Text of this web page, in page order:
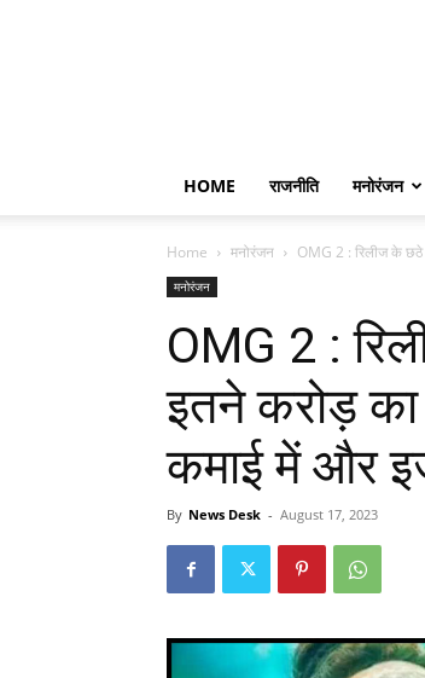
HOME राजनीति मनोरंजन
Home मनोरंजन OMG 2 : रिलीज के छठे
मनोरंजन
OMG 2 :
इतने करोड़ का
कमाई में और
By News Desk - August 17, 2023